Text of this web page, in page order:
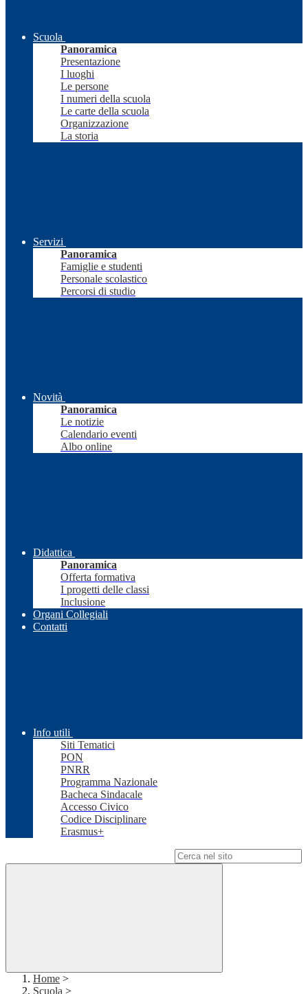
Scuola
Panoramica
Presentazione
I luoghi
Le persone
I numeri della scuola
Le carte della scuola
Organizzazione
La storia
Servizi
Panoramica
Famiglie e studenti
Personale scolastico
Percorsi di studio
Novità
Panoramica
Le notizie
Calendario eventi
Albo online
Didattica
Panoramica
Offerta formativa
I progetti delle classi
Inclusione
Organi Collegiali
Contatti
Info utili
Siti Tematici
PON
PNRR
Programma Nazionale
Bacheca Sindacale
Accesso Civico
Codice Disciplinare
Erasmus+
Home >
Scuola >